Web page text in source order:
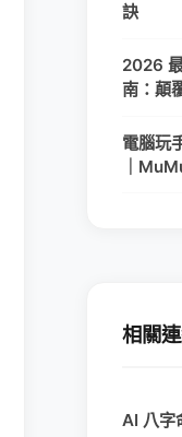
訣
2026
南：顛
電腦玩
｜
相關
AI 八字